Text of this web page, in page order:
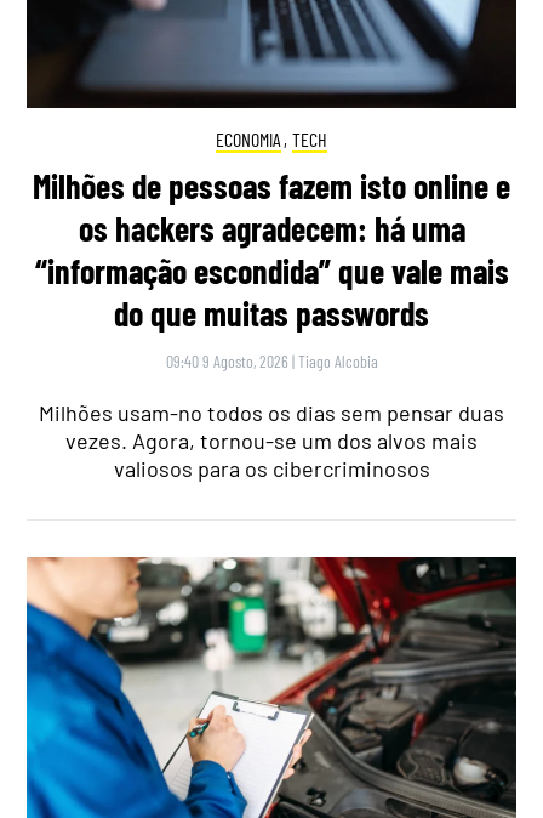
ECONOMIA , TECH
Milhões de pessoas fazem isto online e
os hackers agradecem: há uma
“informação escondida” que vale mais
do que muitas passwords
09:40 9 Agosto, 2026 |Tiago Alcobia
Milhões usam-no todos os dias sem pensar duas
vezes. Agora, tornou-se um dos alvos mais
valiosos para os cibercriminosos